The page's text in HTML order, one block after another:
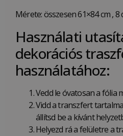
Mérete: összesen 61×84 cm , 8
Használati
dekorációs
használatához:
Vedd le óvatosan a fólia
Vidd a transzfert
állítsd be a kívánt
Helyezd rá a felületre a